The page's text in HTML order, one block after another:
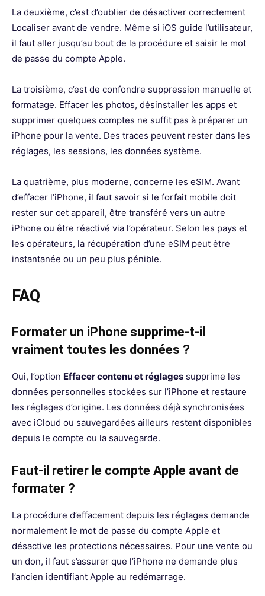
La deuxième, c’est d’oublier de désactiver correctement
Localiser avant de vendre. Même si iOS guide l’utilisateur,
il faut aller jusqu’au bout de la procédure et saisir le mot
de passe du compte Apple.
La troisième, c’est de confondre suppression manuelle et
formatage. Effacer les photos, désinstaller les apps et
supprimer quelques comptes ne suffit pas à préparer un
iPhone pour la vente. Des traces peuvent rester dans les
réglages, les sessions, les données système.
La quatrième, plus moderne, concerne les eSIM. Avant
d’effacer l’iPhone, il faut savoir si le forfait mobile doit
rester sur cet appareil, être transféré vers un autre
iPhone ou être réactivé via l’opérateur. Selon les pays et
les opérateurs, la récupération d’une eSIM peut être
instantanée ou un peu plus pénible.
FAQ
Formater un iPhone supprime-t-il
vraiment toutes les données ?
Oui, l’option Effacer contenu et réglages supprime les
données personnelles stockées sur l’iPhone et restaure
les réglages d’origine. Les données déjà synchronisées
avec iCloud ou sauvegardées ailleurs restent disponibles
depuis le compte ou la sauvegarde.
Faut-il retirer le compte Apple avant de
formater ?
La procédure d’effacement depuis les réglages demande
normalement le mot de passe du compte Apple et
désactive les protections nécessaires. Pour une vente ou
un don, il faut s’assurer que l’iPhone ne demande plus
l’ancien identifiant Apple au redémarrage.